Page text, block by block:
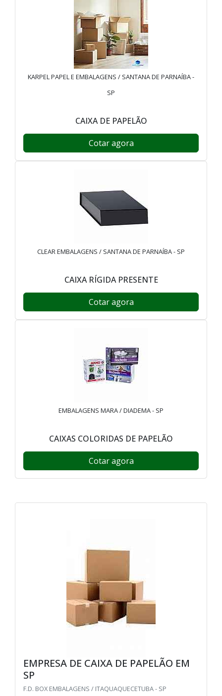
KARPEL PAPEL E EMBALAGENS / SANTANA DE PARNAÍBA -
SP
CAIXA DE PAPELÃO
Cotar agora
CLEAR EMBALAGENS / SANTANA DE PARNAÍBA - SP
CAIXA RÍGIDA PRESENTE
Cotar agora
EMBALAGENS MARA / DIADEMA - SP
CAIXAS COLORIDAS DE PAPELÃO
Cotar agora
EMPRESA DE CAIXA DE PAPELÃO EM
SP
F.D. BOX EMBALAGENS / ITAQUAQUECETUBA - SP